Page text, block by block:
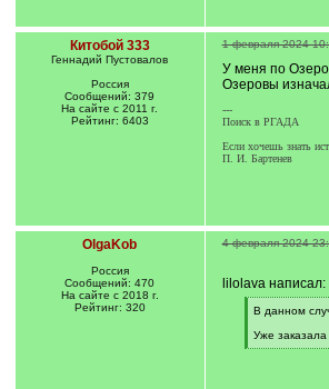
Китобой 333
Геннадий Пустовалов
Россия
Сообщений: 379
На сайте с 2011 г.
Рейтинг: 6403
1 февраля 2024
У меня по
Озеровы
---
Поиск в РГАДА
Если хочешь знать
П. И. Бартенев
OlgaKob
Россия
Сообщений: 470
На сайте с 2018 г.
Рейтинг: 320
4 февраля 2024
lilolava написал:
[
]
В данном
Уже заказала
[